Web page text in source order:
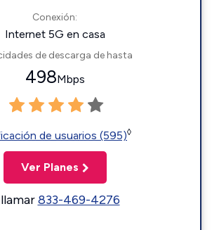
Conexión:
Internet 5G en casa
de descarga de hasta
498Mbps
de usuarios (595)◊
Ver Planes
833-469-4276